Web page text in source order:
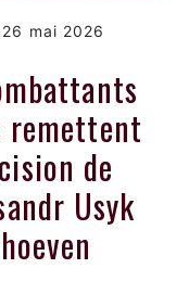
26 mai 2026
remettent
de
Usyk